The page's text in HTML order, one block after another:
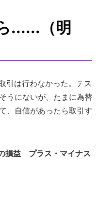
......（明
引は行わなかった。テス
うにないが、たまに為替
、自信があったら取引す
損益 プラス・マイナス